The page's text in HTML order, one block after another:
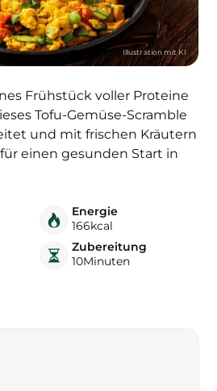
Frühstück voller Proteine
Tofu-Gemüse-Scramble
und mit frischen Kräutern
einen gesunden Start in
Energie
166kcal
Zubereitung
10Minuten